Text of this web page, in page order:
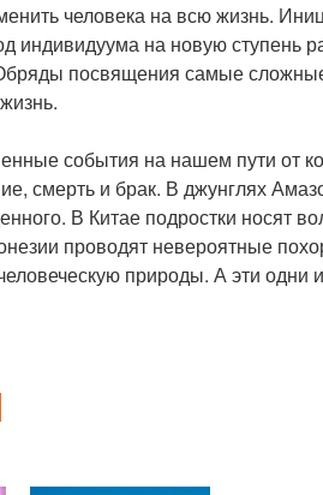
человека на всю жизнь.
на новую ступень
посвящения самые
события на нашем пути от
смерть и брак. В джунглях
В Китае подростки носят
проводят невероятные
природы. А эти одни